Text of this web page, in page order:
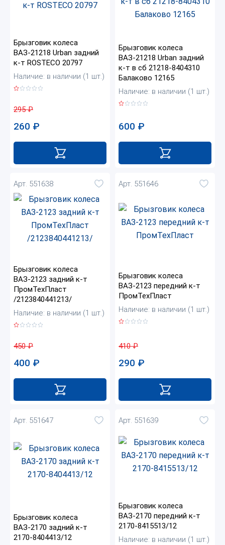
Брызговик колеса
ВАЗ-21218 Urban задний
к-т ROSTECO 20797
Наличие: в наличии (1 шт.)
295₽
260 ₽
Брызговик колеса
ВАЗ-21218 Urban задний
к-т в сб 21218-8404310
Балаково 12165
Наличие: в наличии (1 шт.)
600 ₽
Арт. 551638
Брызговик колеса
ВАЗ-2123 задний к-т
ПромТехПласт
/2123840441213/
Наличие: в наличии (1 шт.)
450₽
400 ₽
Арт. 551646
Брызговик колеса
ВАЗ-2123 передний к-т
ПромТехПласт
Наличие: в наличии (1 шт.)
410₽
290 ₽
Арт. 551647
Брызговик колеса
ВАЗ-2170 задний к-т
2170-8404413/12
Арт. 551639
Брызговик колеса
ВАЗ-2170 передний к-т
2170-8415513/12
Наличие: в наличии (1 шт.)